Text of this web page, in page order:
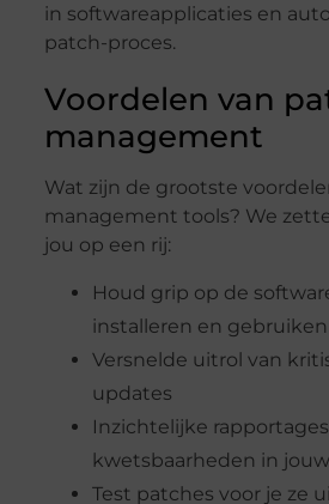
in softwareapplicaties en
patch-proces.
Voordelen van
management
Wat zijn de grootste
management tools? We
jou op een rij:
Houd grip op de
installeren en gebruiken
Versnelde uitrol van
updates
Inzichtelijke
kwetsbaarheden in
Test patches voor je ze